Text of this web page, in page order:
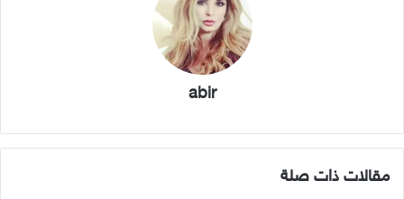
abir
مقالات ذات صلة